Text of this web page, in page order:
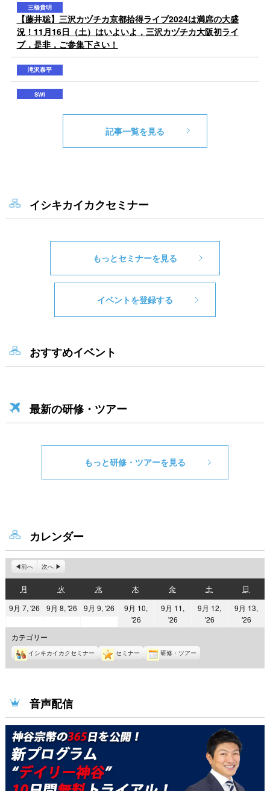
記事一覧を見る
イシキカイカクセミナー
もっとセミナーを見る
イベントを登録する
おすすめイベント
最新の研修・ツアー
もっと研修・ツアーを見る
カレンダー
前へ 次へ
月
曜
日
火
曜
日
水水
曜
日
木
曜
日
金金
曜
日
土
曜
日
日
曜
日
9月 7, '262026
9
月
7
日
9月 8, '262026
月
8
日
9月 9, '262026
月
9
日
9月 10,
'262026
9
月
10
9月 11,
'262026
9
月
11
9月 12,
'262026
12
9月 13,
'262026
13
カテゴリー
イシキカイカクセミナー セミナー 研修・ツアー
音声配信